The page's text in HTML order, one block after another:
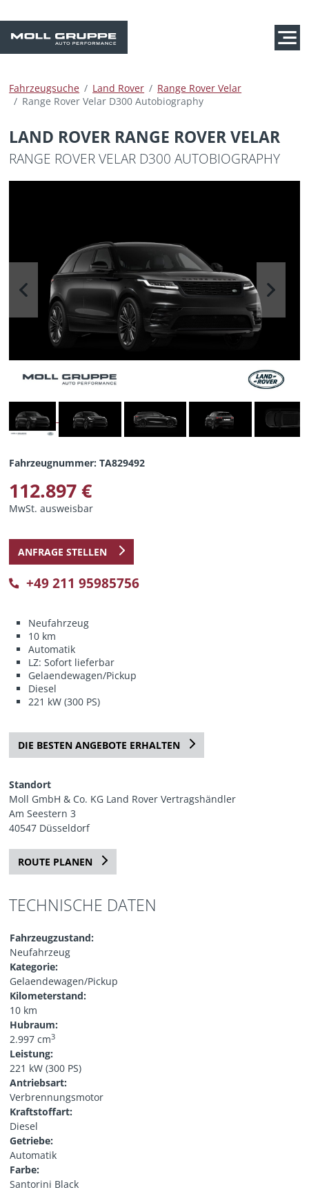
Fahrzeugsuche Land Rover
Range Rover Velar
Range Rover Velar D300 Autobiography
LAND ROVER RANGE ROVER VELAR
RANGE ROVER VELAR D300 AUTOBIOGRAPHY
Previous Next
Fahrzeugnummer: TA829492
112.897 €
MwSt. ausweisbar
ANFRAGE STELLEN
+49 211 95985756
Neufahrzeug
10 km
Automatik
LZ: Sofort lieferbar
Gelaendewagen/Pickup
Diesel
221 kW (300 PS)
DIE BESTEN ANGEBOTE ERHALTEN
Standort
Moll GmbH & Co. KG Land Rover Vertragshändler
Am Seestern 3
40547 Düsseldorf
ROUTE PLANEN
TECHNISCHE DATEN
Fahrzeugzustand:
Neufahrzeug
Kategorie:
Gelaendewagen/Pickup
Kilometerstand:
10 km
Hubraum:
2.997 cm3
Leistung:
221 kW (300 PS)
Antriebsart:
Verbrennungsmotor
Kraftstoffart:
Diesel
Getriebe:
Automatik
Farbe:
Santorini Black